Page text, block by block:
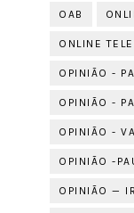
OAB
ONLINE
OPINIÃO -
OPINIÃO -
OPINIÃO -
OPINIÃO -
OPINIÃO —